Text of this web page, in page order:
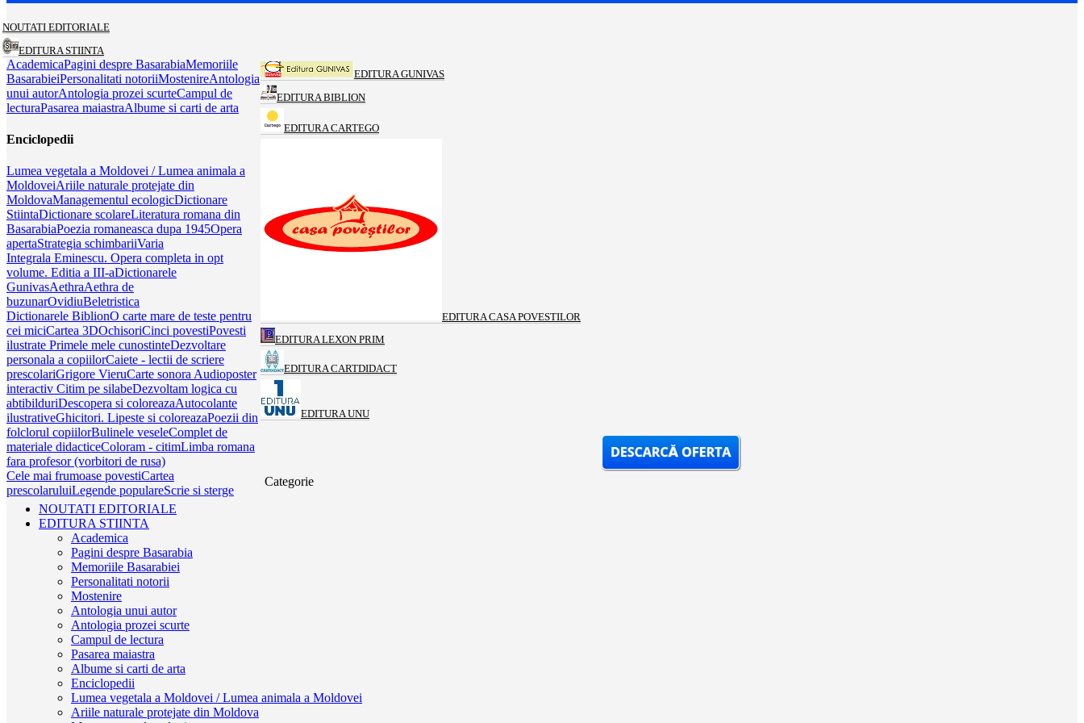
NOUTATI EDITORIALE
EDITURA STIINTA
AcademicaPagini despre BasarabiaMemoriile
BasarabieiPersonalitati notoriiMostenireAntologia
unui autorAntologia prozei scurteCampul de
lecturaPasarea maiastraAlbume si carti de arta
Enciclopedii
Lumea vegetala a Moldovei / Lumea animala a
MoldoveiAriile naturale protejate din
MoldovaManagementul ecologicDictionare
StiintaDictionare scolareLiteratura romana din
BasarabiaPoezia romaneasca dupa 1945Opera
apertaStrategia schimbariiVaria
EDITURA GUNIVAS
Integrala Eminescu. Opera completa in opt
volume. Editia a III-aDictionarele
GunivasAethraAethra de
buzunarOvidiuBeletristica
EDITURA BIBLION
Dictionarele BiblionO carte mare de teste pentru
cei miciCartea 3DOchisoriCinci povestiPovesti
ilustrate Primele mele cunostinteDezvoltare
personala a copiilorCaiete - lectii de scriere
prescolariGrigore VieruCarte sonora Audioposter
interactiv Citim pe silabeDezvoltam logica cu
abtibilduriDescopera si coloreazaAutocolante
ilustrativeGhicitori. Lipeste si coloreazaPoezii din
folclorul copiilorBulinele veseleComplet de
materiale didacticeColoram - citimLimba romana
fara profesor (vorbitori de rusa)
EDITURA CARTEGO
EDITURA CASA POVESTILOR
Cele mai frumoase povestiCartea
prescolaruluiLegende populareScrie si sterge
EDITURA LEXON PRIM
EDITURA CARTDIDACT
EDITURA UNU
Categorie
NOUTATI EDITORIALE
EDITURA STIINTA
Academica
Pagini despre Basarabia
Memoriile Basarabiei
Personalitati notorii
Mostenire
Antologia unui autor
Antologia prozei scurte
Campul de lectura
Pasarea maiastra
Albume si carti de arta
Enciclopedii
Lumea vegetala a Moldovei / Lumea animala a Moldovei
Ariile naturale protejate din Moldova